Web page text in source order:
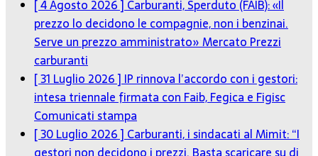
[ 4 Agosto 2026 ] Carburanti, Sperduto (FAIB): «Il
prezzo lo decidono le compagnie, non i benzinai.
Serve un prezzo amministrato»Mercato Prezzi
carburanti
[ 31 Luglio 2026 ] IP rinnova l’accordo con i gestori:
intesa triennale firmata con Faib, Fegica e Figisc
Comunicati stampa
[ 30 Luglio 2026 ] Carburanti, i sindacati al Mimit: “I